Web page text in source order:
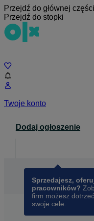
Przejdź do głównej części
Przejdź do stopki
Twoje konto
Dodaj ogłoszenie
Sprzedajesz,
pracowników?
firm możesz
swoje cele.